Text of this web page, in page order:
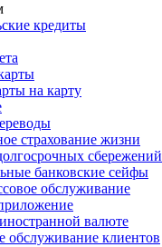
кредиты
на карту
страхование жизни
сбережений
банковские сейфы
обслуживание
валюте
обслуживание клиентов